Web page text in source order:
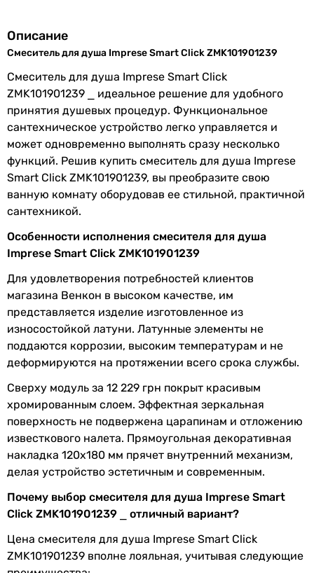
для душа
для душа
для душа
для душа
для душа
для душа
для душа
для душа
для душа
для душа
для душа
смеситель
смеситель
смеситель
смеситель
смеситель
смеситель
смеситель
смеситель
смеситель
смеситель
Тип поверхности
глянцевая
глянцевая
глянцевая
глянцевая
глянцевая
глянцевая
глянцевая
латунь
Производство Чешская Республика
Диаметр
подключения
1/2 ″
Коллекции Smart Click
изделия
внешняя часть смесителя,
гарантийный талон, крепеж,
Дополнительно с защитой от обратного потока
Физические характеристики
Цвет хром
Ширина 120 мм
Гарантия
Гарантия 60 мес.
Увидели ошибку в описании или характеристиках?
Сообщите нам об этом!
Сообщить об ошибке
Характеристики, комплектация и фотографии Imprese Smart
Click ZMK101901239 носят ознакомительный характер и могут
изменяться производителем без уведомления. Магазин не
Описание
Смеситель для душа Imprese Smart Click ZMK101901239
Смеситель для душа Imprese Smart Click
ZMK101901239 ⎯ идеальное решение для удобного
принятия душевых процедур. Функциональное
сантехническое устройство легко управляется и
может одновременно выполнять сразу несколько
функций. Решив купить смеситель для душа Imprese
Smart Click ZMK101901239, вы преобразите свою
ванную комнату оборудовав ее стильной, практичной
сантехникой.
Особенности исполнения смесителя для душа
Imprese Smart Click ZMK101901239
Для удовлетворения потребностей клиентов
магазина Венкон в высоком качестве, им
представляется изделие изготовленное из
износостойкой латуни. Латунные элементы не
поддаются коррозии, высоким температурам и не
деформируются на протяжении всего срока службы.
Сверху модуль за 12 229 грн покрыт красивым
хромированным слоем. Эффектная зеркальная
поверхность не подвержена царапинам и отложению
известкового налета. Прямоугольная декоративная
накладка 120х180 мм прячет внутренний механизм,
делая устройство эстетичным и современным.
Почему выбор смесителя для душа Imprese Smart
Click ZMK101901239 ⎯ отличный вариант?
Цена смесителя для душа Imprese Smart Click
ZMK101901239 вполне лояльная, учитывая следующие